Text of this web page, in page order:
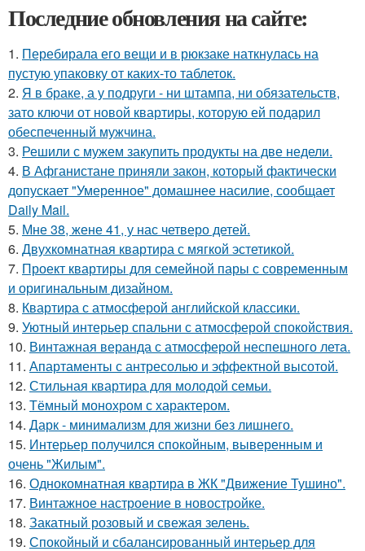
Последние обновления на сайте:
1. Перебирала его вещи и в рюкзаке наткнулась на
пустую упаковку от каких-то таблеток.
2. Я в браке, а у подруги - ни штампа, ни обязательств,
зато ключи от новой квартиры, которую ей подарил
обеспеченный мужчина.
3. Решили с мужем закупить продукты на две недели.
4. В Афганистане приняли закон, который фактически
допускает "Умеренное" домашнее насилие, сообщает
Daily Mail.
5. Мне 38, жене 41, у нас четверо детей.
6. Двухкомнатная квартира с мягкой эстетикой.
7. Проект квартиры для семейной пары с современным
и оригинальным дизайном.
8. Квартира с атмосферой английской классики.
9. Уютный интерьер спальни с атмосферой спокойствия.
10. Винтажная веранда с атмосферой неспешного лета.
11. Апартаменты с антресолью и эффектной высотой.
12. Стильная квартира для молодой семьи.
13. Тёмный монохром с характером.
14. Дарк - минимализм для жизни без лишнего.
15. Интерьер получился спокойным, выверенным и
очень "Жилым".
16. Однокомнатная квартира в ЖК "Движение Тушино".
17. Винтажное настроение в новостройке.
18. Закатный розовый и свежая зелень.
19. Спокойный и сбалансированный интерьер для